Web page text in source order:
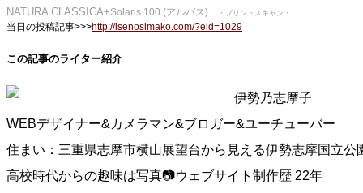
NATURA CLASSICA+Solaris 100 (アルバス) ・プリントスキャン・
当日の投稿記事>>>http://isenosimako.com/?eid=1029
この記事のライター紹介
伊勢乃志摩子
WEBデザイナー&カメラマン&ブロガー&ユーチューバー
住まい：三重県志摩市横山展望台から見える伊勢志摩国立公
高校時代からの趣味は写真📷ウェブサイト制作歴 22年